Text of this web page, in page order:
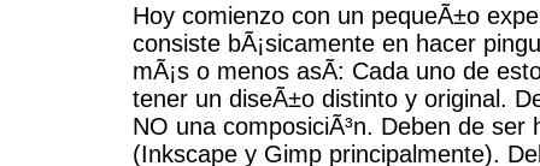
Hoy comienzo con un pequeÃ±o
consiste bÃ¡sicamente en hacer
mÃ¡s o menos asÃ­: Cada uno de
tener un diseÃ±o distinto y original.
NO una composiciÃ³n. Deben de ser
(Inkscape y Gimp principalmente).